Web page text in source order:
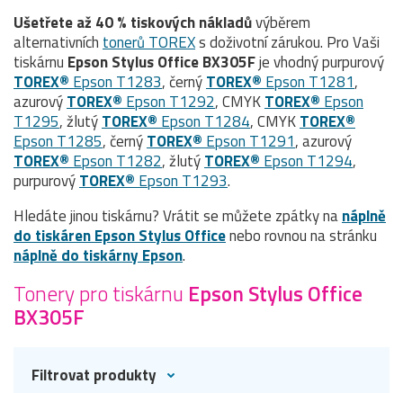
Ušetřete až 40 % tiskových nákladůvýběrem
alternativních tonerů TOREXs doživotní zárukou. Pro Vaši
tiskárnu Epson Stylus Office BX305Fje vhodný purpurový
TOREX® Epson T1283, černýTOREX® Epson T1281,
azurovýTOREX® Epson T1292, CMYKTOREX® Epson
T1295, žlutýTOREX® Epson T1284, CMYKTOREX®
Epson T1285, černýTOREX® Epson T1291, azurový
TOREX® Epson T1282, žlutýTOREX® Epson T1294,
purpurovýTOREX® Epson T1293.
Hledáte jinou tiskárnu? Vrátit se můžete zpátky nanáplně
do tiskáren Epson Stylus Officenebo rovnou na stránku
náplně do tiskárny Epson.
Tonery pro tiskárnu Epson Stylus Office
BX305F
Filtrovat produkty